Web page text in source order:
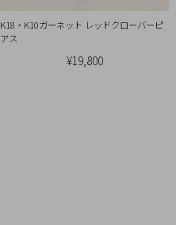
K18・K10ガーネット レッドクローバーピ
アス
¥19,800